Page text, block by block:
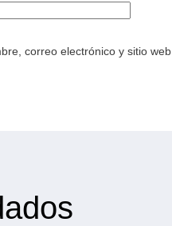
correo electrónico y sitio